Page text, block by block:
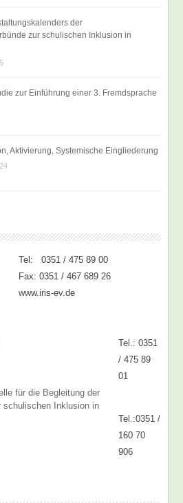
der
zur schulischen Inklusion in
zur Einführung einer 3. Fremdsprache
Aktivierung, Systemische Eingliederung
Tel: 0351 / 475 89 00
Fax: 0351 / 467 689 26
www.iris-ev.de
Tel.: 0351
/ 475 89
01
für die Begleitung der
schulischen Inklusion in
Tel.:0351 /
160 70
906